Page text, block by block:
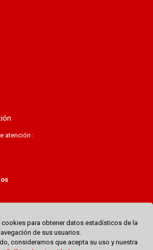
atención :
para obtener datos estadísticos de la
de sus usuarios.
consideramos que acepta su uso y nuestra